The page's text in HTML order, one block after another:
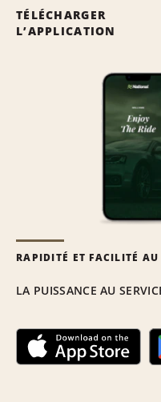
TÉLÉCHARGER
L’APPLICATION
RAPIDITÉ ET FACILITÉ
LA PUISSANCE AU